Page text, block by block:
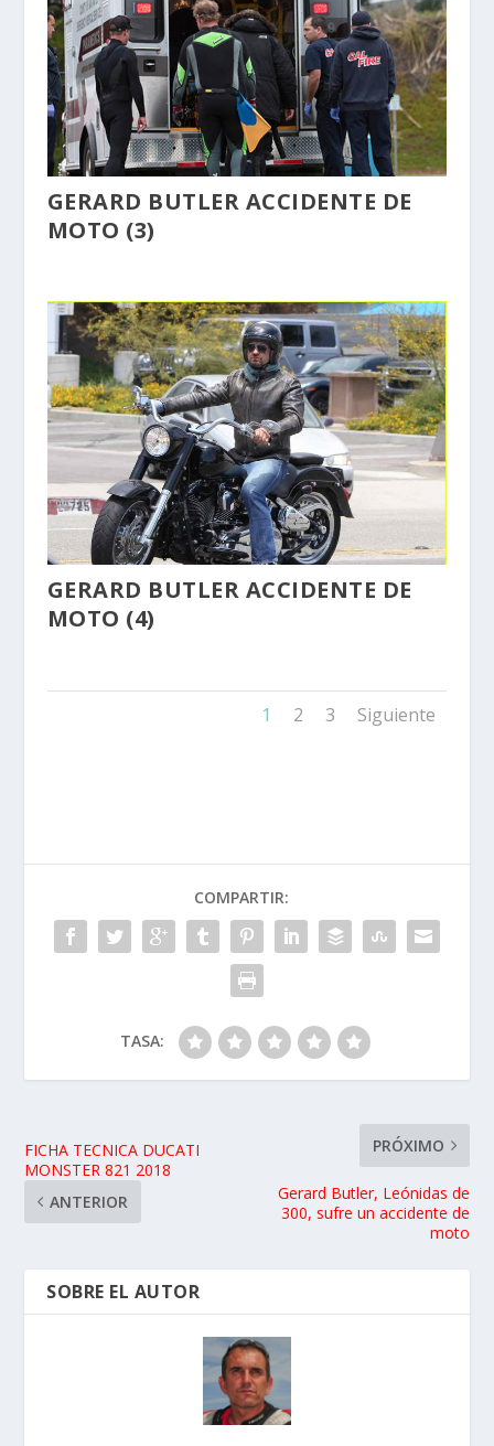
GERARD BUTLER ACCIDENTE DE
MOTO (3)
GERARD BUTLER ACCIDENTE DE
MOTO (4)
1 2 3 Siguiente
COMPARTIR:
TASA:
FICHA TECNICA DUCATI
MONSTER 821 2018
ANTERIOR
PRÓXIMO
Gerard Butler, Leónidas de
300, sufre un accidente de
moto
SOBRE EL AUTOR